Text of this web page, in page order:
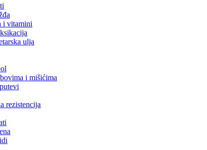
i vitamini
ulja
i mišićima
rezistencija